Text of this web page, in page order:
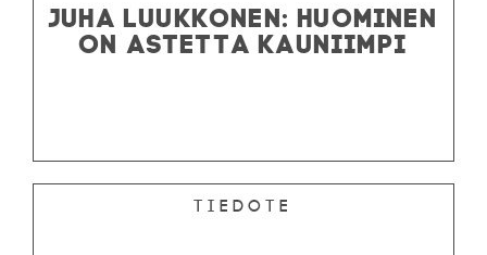
JUHA LUUKKONEN: HUOMINEN
ON ASTETTA KAUNIIMPI
Tiedote